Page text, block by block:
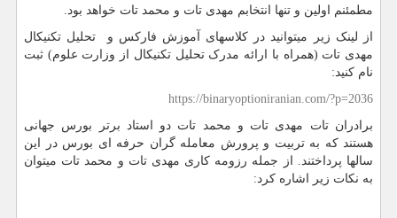
مطمئنم اولین و تنها انتخابم مهدی تات و محمد تات خواهد بود.
از لینک زیر میتوانید در کلاسهای آموزش فارکس و تحلیل تکنیکال
مهدی تات (همراه با ارائه مدرک تحلیل تکنیکال از وزارت علوم) ثبت
نام کنید:
https://binaryoptioniranian.com/?p=2036
برادران تات مهدی تات و محمد تات دو استاد برتر بورس جهانی
هستند که به تربیت و پرورش معامله گران حرفه ای بورس در این
سالها پرداختند. از جمله رزومه کاری مهدی تات و محمد تات میتوان
به نکات زیر اشاره کرد: